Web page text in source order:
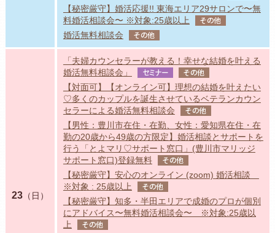
【秘密厳守】婚活応援!! 東海エリア29サロンで〜無
料婚活相談会〜 ※対象:25歳以上
その他
婚活無料相談会 その他
23（日）
「夫婦カウンセラーが教える！幸せな結婚を叶える
婚活無料相談会」
セミナー その他
【対面可】【オンライン可】理想の結婚を叶えたい
♡多くのカップルを誕生させているベテランカウン
セラーによる婚活無料相談会
その他
【男性：豊川市在住・在勤、女性：愛知県在住・在
勤の20歳から49歳の方限定】婚活相談とサポートを
行う「とよマリ♡サポート窓口」(豊川市マリッジ
サポート窓口)登録無料
その他
【秘密厳守】安心のオンライン (zoom) 婚活相談
※対象 : 25歳以上
その他
【秘密厳守】知多・半田エリアで成婚のプロが個別
にアドバイス〜無料婚活相談会〜 ※対象:25歳以
上
その他